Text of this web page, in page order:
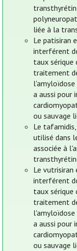
liée à la
Le patisiran
interférent
taux
traitement
a aussi pour
ou sauvage
Le
utilisé dans
associée à
Le vutrisiran
interférent
taux
traitement
a aussi pour
ou sauvage